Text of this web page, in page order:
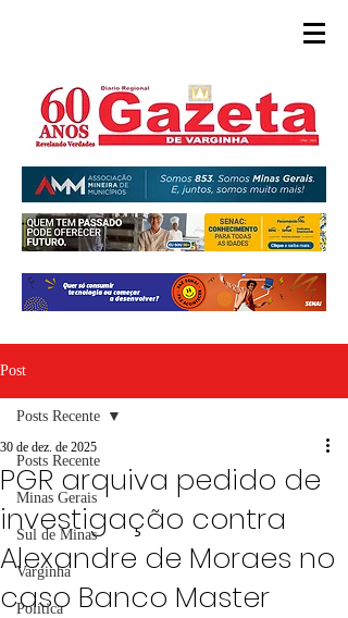
Post
Posts Recente
Minas Gerais
Sul de Minas
Varginha
Política
Posts Recente
PGR arquiva pedido de
investigação contra
Alexandre de Moraes no
caso Banco Master
30 de dez. de 2025